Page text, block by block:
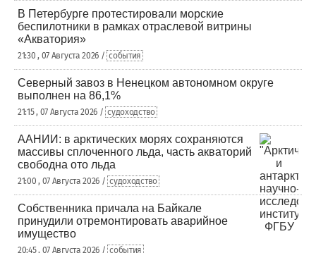
В Петербурге протестировали морские
беспилотники в рамках отраслевой витрины
«Акватория»
21:30 , 07 Августа 2026 / события
Северный завоз в Ненецком автономном округе
выполнен на 86,1%
21:15 , 07 Августа 2026 / судоходство
ААНИИ: в арктических морях сохраняются
массивы сплоченного льда, часть акваторий
свободна ото льда
21:00 , 07 Августа 2026 / судоходство
Собственника причала на Байкале
принудили отремонтировать аварийное
имущество
20:45 , 07 Августа 2026 / события